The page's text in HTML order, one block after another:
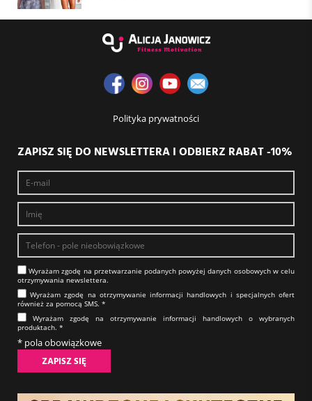
Polityka prywatności
ZAPISZ SIĘ DO NEWSLETTERA I ODBIERZ RABAT -10%
Wyrażam zgodę na prze­twa­rza­nie po­da­nych powyżej danych osobowych w celu
otrzy­my­wa­nia new­slet­tera.​​​​​​​
Wyrażam zgodę na otrzy­my­wa­nie in­for­ma­cji han­dlo­wych i specjalnych ofert
również za pomocą SMS.​​​​​​​ *
Wyrażam zgodę na otrzy­my­wa­nie in­for­ma­cji han­dlo­wych o wybranych
produktach.​​​​​​​ *
* pola obowiązkowe